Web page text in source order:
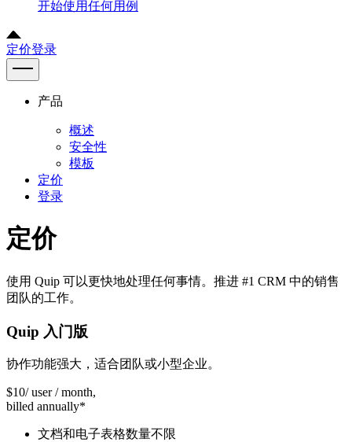
开始使用任何用例
定价登录
产品
概述
安全性
模板
定价
登录
定价
使用 Quip 可以更快地处理任何事情。推进 #1 CRM 中的销售
团队的工作。
Quip 入门版
协作功能强大，适合团队或小型企业。
$10/ user / month,
billed annually*
文档和电子表格数量不限